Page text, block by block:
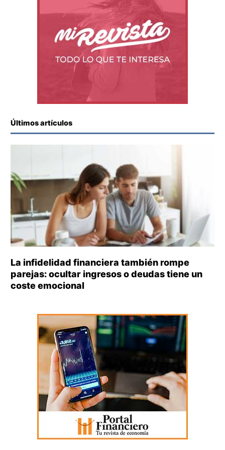
Últimos artículos
La infidelidad financiera también rompe
parejas: ocultar ingresos o deudas tiene un
coste emocional